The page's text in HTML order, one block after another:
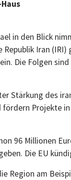
in den Blick
Iran
Die Folgen
Stärkung des
Projekte
96 Millionen
Die EU
Region am